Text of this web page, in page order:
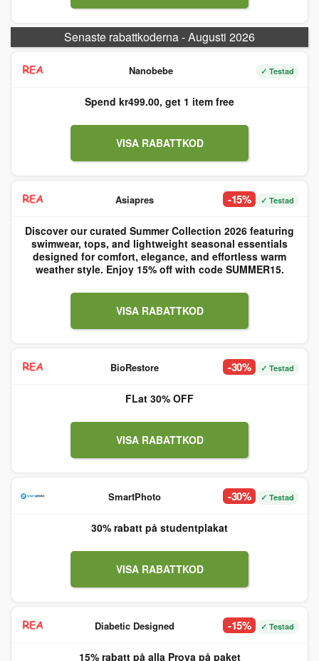
Senaste rabattkoderna - Augusti 2026
Nanobebe ✓ Testad
Spend kr499.00, get 1 item free
VISA RABATTKOD
Asiapres -15% ✓ Testad
Discover our curated Summer Collection 2026 featuring
swimwear, tops, and lightweight seasonal essentials
designed for comfort, elegance, and effortless warm
weather style. Enjoy 15% off with code SUMMER15.
VISA RABATTKOD
BioRestore -30% ✓ Testad
FLat 30% OFF
VISA RABATTKOD
SmartPhoto -30% ✓ Testad
30% rabatt på studentplakat
VISA RABATTKOD
Diabetic Designed -15% ✓ Testad
15% rabatt på alla Prova på paket